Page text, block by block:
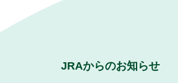
JRAからのお知らせ